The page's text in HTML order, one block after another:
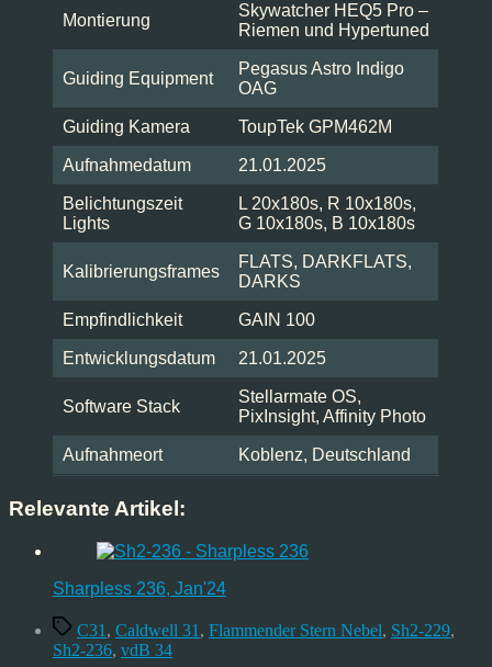
Montierung
Skywatcher HEQ5 Pro –
Riemen und Hypertuned
Guiding Equipment
Pegasus Astro Indigo
OAG
Guiding Kamera ToupTek GPM462M
Aufnahmedatum 21.01.2025
Belichtungszeit
Lights
L 20x180s, R 10x180s,
G 10x180s, B 10x180s
Kalibrierungsframes
FLATS, DARKFLATS,
DARKS
Empfindlichkeit GAIN 100
Entwicklungsdatum 21.01.2025
Software Stack
Stellarmate OS,
PixInsight, Affinity Photo
Aufnahmeort Koblenz, Deutschland
Relevante Artikel:
Sharpless 236, Jan'24
Schlagwörter
C31 , Caldwell 31 , Flammender Stern Nebel, Sh2-229,
Sh2-236, vdB 34